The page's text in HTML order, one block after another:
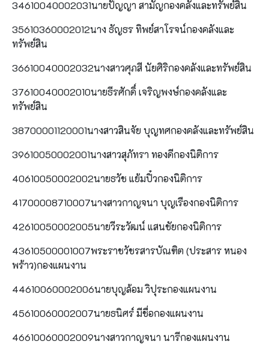
34610040002031นายปัญญา สามัญกองคลังและทรัพย์สิน
35610360002012นาง ธัญธร ทิพย์สาโรจน์กองคลังและ
ทรัพย์สิน
36610040002032นางสาวศุภสี นัยศิริกองคลังและทรัพย์สิน
37610040002010นายธีรศักดิ์ เจริญพงษ์กองคลังและ
ทรัพย์สิน
38700001120001นางสาวสินจัย บุญทศกองคลังและทรัพย์สิน
39610050002001นางสาวสุภัทรา ทองดีกองนิติการ
40610050002002นายธวัช แย้มปิ๋วกองนิติการ
41700008710007นางสาวกาญจนา บุญเรืองกองนิติการ
42610050002005นายวีระวัฒน์ แสนชัยกองนิติการ
43610500001007พระราชวัชรสารบัณฑิต (ประสาร หนอง
พร้าว)กองแผนงาน
44610060002006นายบุญล้อม วิปุระกองแผนงาน
45610060002007นายธนิศร์ มีชื่อกองแผนงาน
46610060002009นางสาวกาญจนา นารีกองแผนงาน